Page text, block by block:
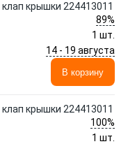
крышки 224413011
89%
1 шт.
14 - 19 августа
В корзину
крышки 224413011
100%
1 шт.